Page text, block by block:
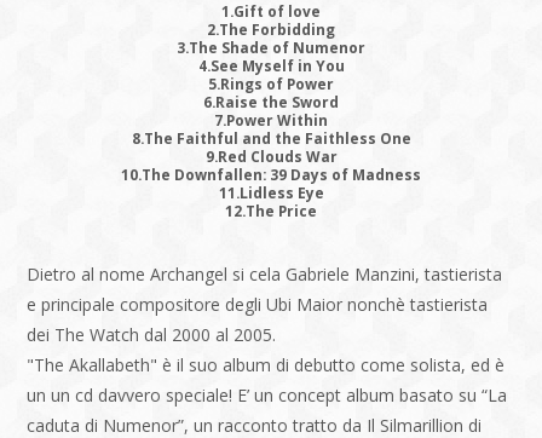
1.Gift of love
2.The Forbidding
3.The Shade of Numenor
4.See Myself in You
5.Rings of Power
6.Raise the Sword
7.Power Within
8.The Faithful and the Faithless One
9.Red Clouds War
10.The Downfallen: 39 Days of Madness
11.Lidless Eye
12.The Price
Dietro al nome Archangel si cela Gabriele Manzini, tastierista
e principale compositore degli Ubi Maior nonchè tastierista
dei The Watch dal 2000 al 2005.
"The Akallabeth" è il suo album di debutto come solista, ed è
un un cd davvero speciale! E’ un concept album basato su “La
caduta di Numenor”, un racconto tratto da Il Silmarillion di